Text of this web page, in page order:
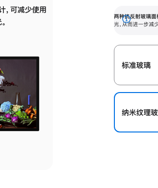
，可减少使用
有高亮光源的场所使用，也能
两种抗反射玻璃面
光，从而进一步减
展
标准玻璃
纳米纹理